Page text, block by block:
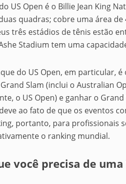
US Open é o Billie Jean King
quadras; cobre uma área de
três estádios de tênis estão
Stadium tem uma
do US Open, em particular,
Slam (inclui o Australian
o US Open) e ganhar o Grand
ao fato de que os eventos
portanto, para profissionais
o ranking mundial.
você precisa de